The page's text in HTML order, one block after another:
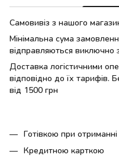
Самовивіз з нашого
Мінімальна сума
відправляються виключно
Доставка логістичними
відповідно до їх тарифів.
від 1500 грн
Готівкою при отриманні
Кредитною карткою